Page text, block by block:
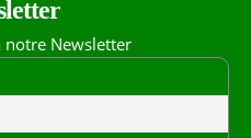
notre Newsletter